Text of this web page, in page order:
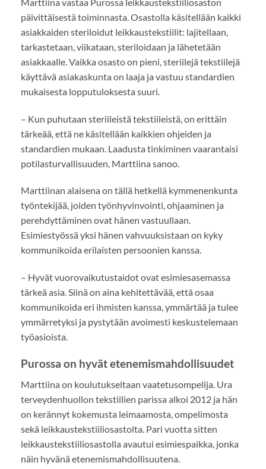
päivittäisestä toiminnasta. Osastolla käsitellään kaikki
asiakkaiden steriloidut leikkaustekstiilit: lajitellaan,
tarkastetaan, viikataan, steriloidaan ja lähetetään
asiakkaalle. Vaikka osasto on pieni, steriilejä tekstiilejä
käyttävä asiakaskunta on laaja ja vastuu standardien
mukaisesta lopputuloksesta suuri.
– Kun puhutaan steriileistä tekstiileistä, on erittäin
tärkeää, että ne käsitellään kaikkien ohjeiden ja
standardien mukaan. Laadusta tinkiminen vaarantaisi
potilasturvallisuuden, Marttiina sanoo.
Marttiinan alaisena on tällä hetkellä kymmenenkunta
työntekijää, joiden työnhyvinvointi, ohjaaminen ja
perehdyttäminen ovat hänen vastuullaan.
Esimiestyössä yksi hänen vahvuuksistaan on kyky
kommunikoida erilaisten persoonien kanssa.
– Hyvät vuorovaikutustaidot ovat esimiesasemassa
tärkeä asia. Siinä on aina kehitettävää, että osaa
kommunikoida eri ihmisten kanssa, ymmärtää ja tulee
ymmärretyksi ja pystytään avoimesti keskustelemaan
työasioista.
Purossa on hyvät etenemismahdollisuudet
Marttiina on koulutukseltaan vaatetusompelija. Ura
terveydenhuollon tekstiilien parissa alkoi 2012 ja hän
on kerännyt kokemusta leimaamosta, ompelimosta
sekä leikkaustekstiiliosastolta. Pari vuotta sitten
leikkaustekstiiliosastolla avautui esimiespaikka, jonka
näin hyvänä etenemismahdollisuutena.